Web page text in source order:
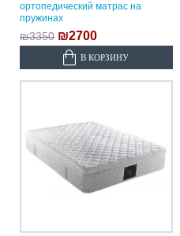
ортопедический матрас на
пружинах
₪3350 ₪2700
В КОРЗИНУ